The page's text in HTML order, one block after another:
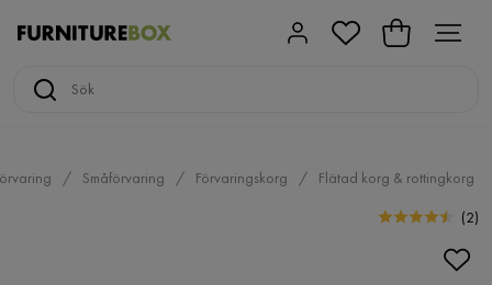
Småförvaring Förvaringskorg
Flätad korg & rottingkorg
(2)